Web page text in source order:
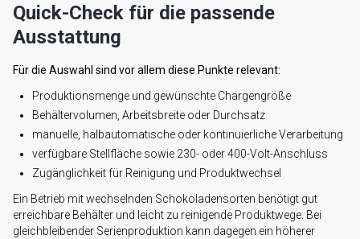
Quick-Check für die passende
Ausstattung
Für die Auswahl sind vor allem diese Punkte relevant:
Produktionsmenge und gewünschte Chargengröße
Behältervolumen, Arbeitsbreite oder Durchsatz
manuelle, halbautomatische oder kontinuierliche Verarbeitung
verfügbare Stellfläche sowie 230- oder 400-Volt-Anschluss
Zugänglichkeit für Reinigung und Produktwechsel
Ein Betrieb mit wechselnden Schokoladensorten benötigt gut
erreichbare Behälter und leicht zu reinigende Produktwege. Bei
gleichbleibender Serienproduktion kann dagegen ein höherer